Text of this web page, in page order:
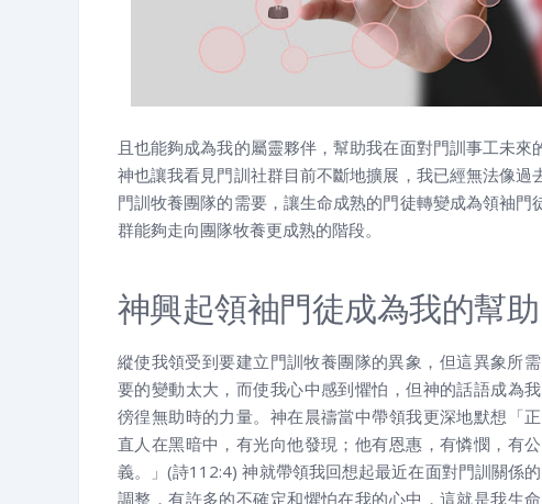
且也能夠成為我的屬靈夥伴，幫助我在面對門訓事工未
神也讓我看見門訓社群目前不斷地擴展，我已經無法像
門訓牧養團隊的需要，讓生命成熟的門徒轉變成為領袖
群能夠走向團隊牧養更成熟的階段。
神興起領袖門徒成為我的幫助
縱使我領受到要建立門訓牧養團隊的異象，但這異象所需
要的變動太大，而使我心中感到懼怕，但神的話語成為我
徬徨無助時的力量。神在晨禱當中帶領我更深地默想「正
直人在黑暗中，有光向他發現；他有恩惠，有憐憫，有公
義。」(詩112:4) 神就帶領我回想起最近在面對門訓關係的
調整，有許多的不確定和懼怕在我的心中，這就是我生命